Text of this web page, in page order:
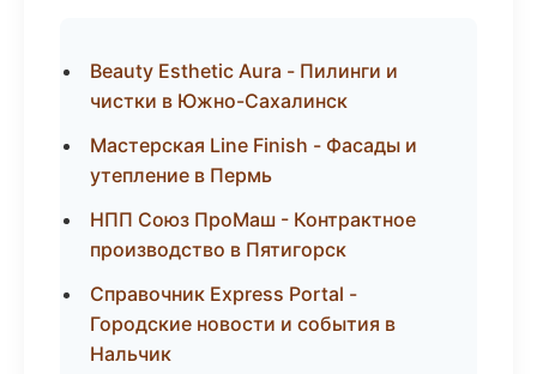
Beauty Esthetic Aura - Пилинги и
чистки в Южно-Сахалинск
Мастерская Line Finish - Фасады и
утепление в Пермь
НПП Союз ПроМаш - Контрактное
производство в Пятигорск
Справочник Express Portal -
Городские новости и события в
Нальчик